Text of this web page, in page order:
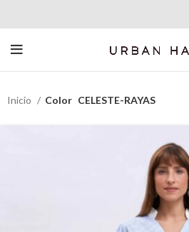
Inicio Color CELESTE-RAYAS